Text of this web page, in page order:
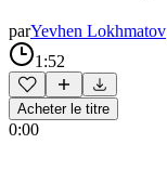
parYevhen Lokhmatov
1:52
Acheter le titre
0:00